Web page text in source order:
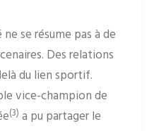
se résume pas à de
Des relations
du lien sportif.
vice-champion de
(3) a pu partager le